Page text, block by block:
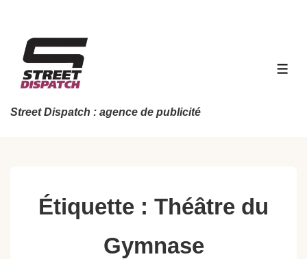
contenu
principal
Street Dispatch : agence de publicité
Étiquette : Théâtre du
Gymnase